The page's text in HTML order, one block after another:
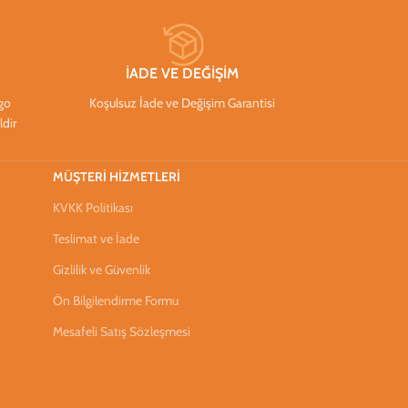
İADE VE DEĞİŞİM
Koşulsuz İade ve Değişim Garantisi
MÜŞTERİ HİZMETLERİ
KVKK Politikası
Teslimat ve İade
Gizlilik ve Güvenlik
Ön Bilgilendirme Formu
Mesafeli Satış Sözleşmesi